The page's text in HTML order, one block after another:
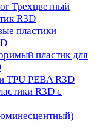
Трехцветный
R3D
пластики
пластик для
TPU PEBA R3D
R3D с